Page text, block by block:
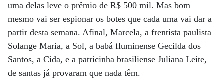
uma delas leve o prêmio de R$ 500 mil. Mas bom
mesmo vai ser espionar os botes que cada uma vai dar a
partir desta semana. Afinal, Marcela, a frentista paulista
Solange Maria, a Sol, a babá fluminense Gecilda dos
Santos, a Cida, e a patricinha brasiliense Juliana Leite,
de santas já provaram que nada têm.